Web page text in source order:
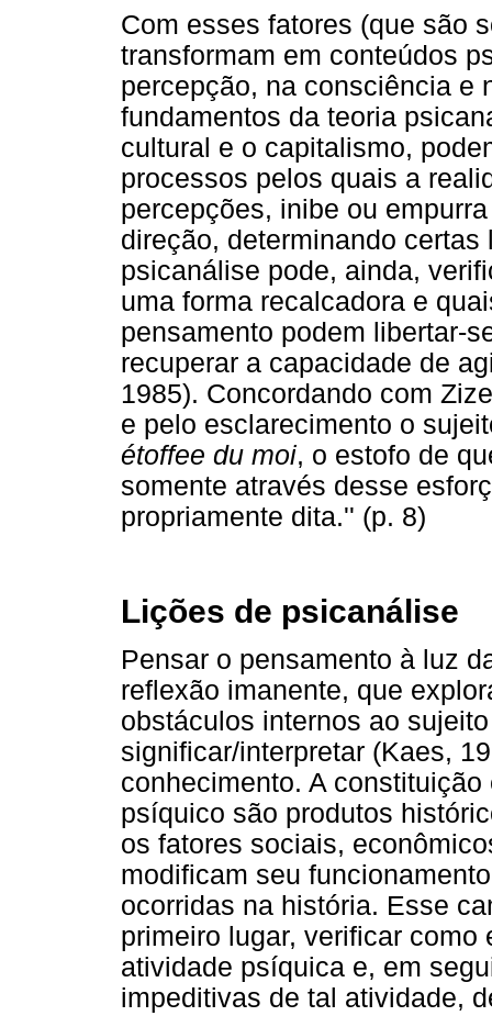
Com esses fatores (que são
transformam em conteúdos
percepção, na consciência e
fundamentos da teoria
cultural e o capitalismo,
processos pelos quais a
percepções, inibe ou
direção, determinando
psicanálise pode, ainda,
uma forma recalcadora e
pensamento podem libertar-
recuperar a capacidade de
1985). Concordando com
e pelo esclarecimento o
étoffee du moi, o estofo de
somente através desse
propriamente dita.'' (p. 8)
Lições de psicanálise
Pensar o pensamento à luz
reflexão imanente, que
obstáculos internos ao
significar/interpretar (Kaes,
conhecimento. A
psíquico são produtos
os fatores sociais,
modificam seu
ocorridas na história. Esse
primeiro lugar, verificar como
atividade psíquica e, em
impeditivas de tal atividade,